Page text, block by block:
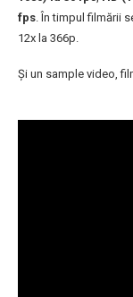
fps. În timpul filmării
12x la 366p.
Și un sample video,